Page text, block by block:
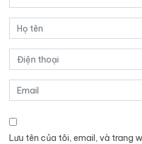
Lưu tên của tôi, email, và trang